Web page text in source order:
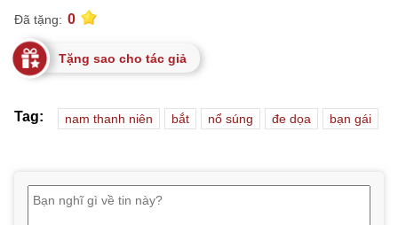
Đã tặng: 0
Tặng sao cho tác giả
Tag: nam thanh niên bắt nổ súng đe dọa bạn gái